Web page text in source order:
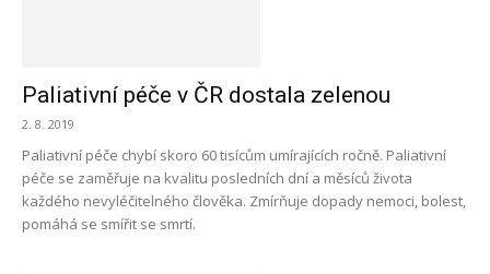
Paliativní péče v ČR dostala zelenou
2. 8. 2019
Paliativní péče chybí skoro 60 tisícům umírajících ročně. Paliativní
péče se zaměřuje na kvalitu posledních dní a měsíců života
každého nevyléčitelného člověka. Zmírňuje dopady nemoci, bolest,
pomáhá se smířit se smrtí.